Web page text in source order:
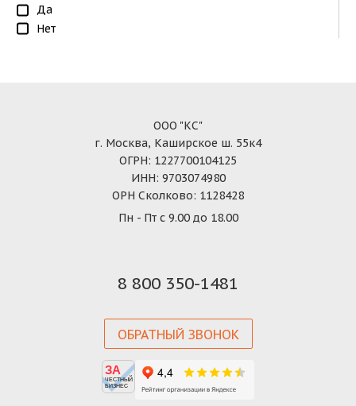
Да
Нет
ООО "КС"
г. Москва, Каширское ш. 55к4
ОГРН: 1227700104125
ИНН: 9703074980
ОРН Сколково: 1128428
Пн - Пт с 9.00 до 18.00
8 800 350-1481
ОБРАТНЫЙ ЗВОНОК
ЗА
ЧЕСТНЫЙ
БИЗНЕС